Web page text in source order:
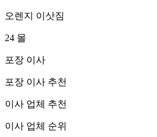
오렌지 이삿짐
24 몰
포장 이사
포장 이사 추천
이사 업체 추천
이사 업체 순위